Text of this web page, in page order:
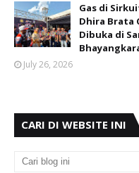
Gas di
Dhira Brata
Dibuka di
July 26, 2026
CARI DI WEBSITE INI